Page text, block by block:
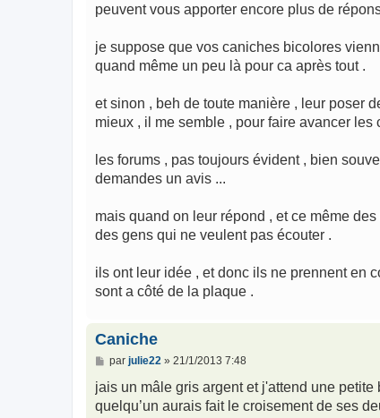
peuvent vous apporter encore plus de
je suppose que vos caniches bicolores
quand même un peu là pour ca après tout .
et sinon , beh de toute manière , leur poser
mieux , il me semble , pour faire avancer
les forums , pas toujours évident , bien
demandes un avis ...
mais quand on leur répond , et ce même
des gens qui ne veulent pas écouter .
ils ont leur idée , et donc ils ne prennent en
sont a côté de la plaque .
Caniche
M
s
a
par julie22 » 21/1/2013 7:48
jais un mâle gris argent et j'attend une
quelqu’un aurais fait le croisement de ses